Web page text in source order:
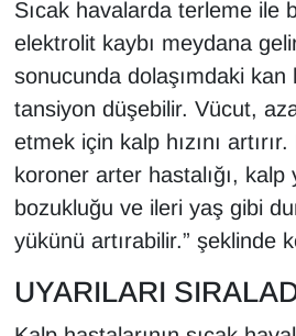
Sıcak havalarda terleme ile
elektrolit kaybı meydana
sonucunda dolaşımdaki
tansiyon düşebilir. Vücut,
etmek için kalp hızını
koroner arter hastalığı,
bozukluğu ve ileri yaş gibi
yükünü artırabilir.” şeklinde
UYARILARI
Vasıta
YAŞAM
YEREL